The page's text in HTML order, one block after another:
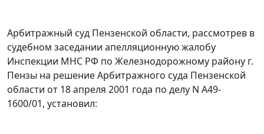
Арбитражный суд Пензенской области, рассмотрев в
судебном заседании апелляционную жалобу
Инспекции МНС РФ по Железнодорожному району г.
Пензы на решениеАрбитражного суда Пензенской
области от 18 апреля 2001 года по делу N А49-
1600/01, установил: